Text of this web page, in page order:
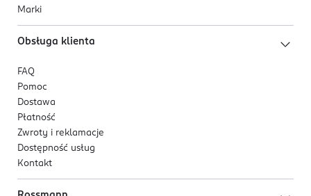
Marki
Obsługa klienta
FAQ
Pomoc
Dostawa
Płatność
Zwroty i reklamacje
Dostępność usług
Kontakt